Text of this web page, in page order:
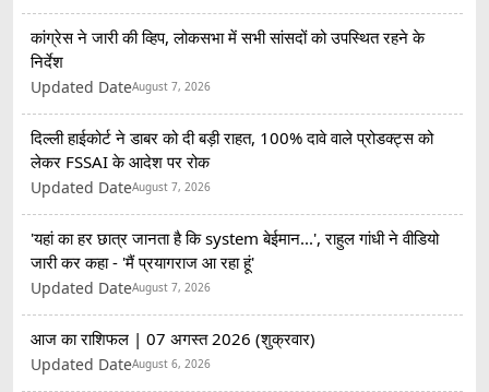
कांग्रेस ने जारी की व्हिप, लोकसभा में सभी सांसदों को उपस्थित रहने के
निर्देश
Updated DateAugust 7, 2026
दिल्ली हाईकोर्ट ने डाबर को दी बड़ी राहत, 100% दावे वाले प्रोडक्ट्स को
लेकर FSSAI के आदेश पर रोक
Updated DateAugust 7, 2026
'यहां का हर छात्र जानता है कि system बेईमान...', राहुल गांधी ने वीडियो
जारी कर कहा - 'मैं प्रयागराज आ रहा हूं'
Updated DateAugust 7, 2026
आज का राशिफल | 07 अगस्त 2026 (शुक्रवार)
Updated DateAugust 6, 2026